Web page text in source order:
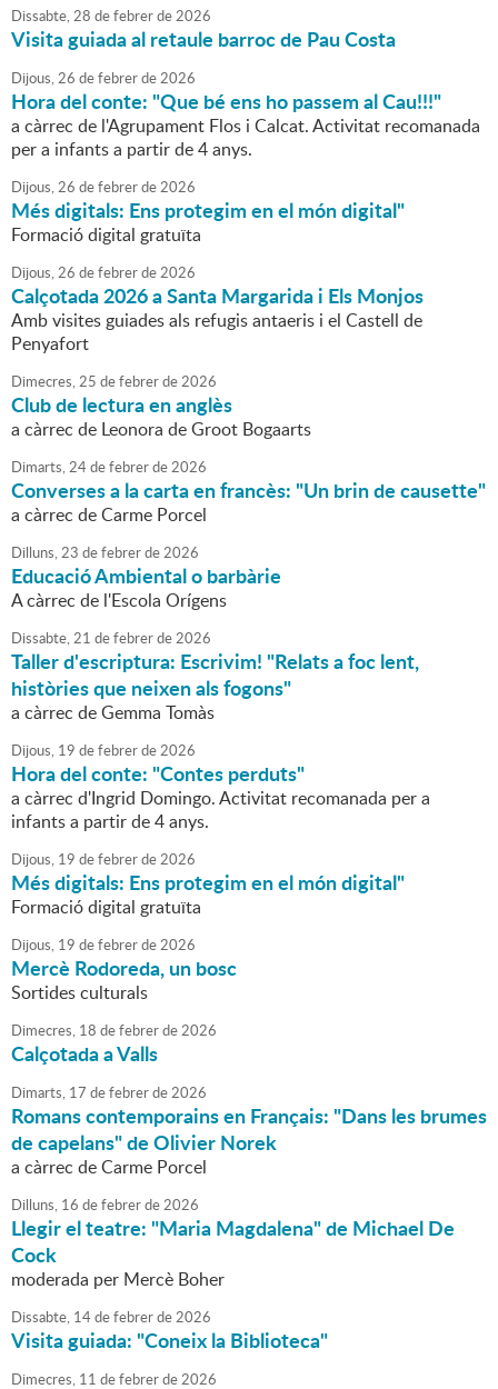
Dissabte,28 defebrerde2026
Visita guiada al retaule barroc de Pau Costa
Dijous,26 defebrerde2026
Hora del conte: "Que bé ens ho passem al Cau!!!"
a càrrec de l'Agrupament Flos i Calcat. Activitat recomanada
per a infants a partir de 4 anys.
Dijous,26 defebrerde2026
Més digitals: Ens protegim en el món digital"
Formació digital gratuïta
Dijous,26 defebrerde2026
Calçotada 2026 a Santa Margarida i Els Monjos
Amb visites guiades als refugis antaeris i el Castell de
Penyafort
Dimecres,25 defebrerde2026
Club de lectura en anglès
a càrrec de Leonora de Groot Bogaarts
Dimarts,24defebrerde2026
Converses a la carta en francès: "Un brin de causette"
a càrrec de Carme Porcel
Dilluns,23 defebrerde2026
Educació Ambiental o barbàrie
A càrrec de l'Escola Orígens
Dissabte,21 defebrerde2026
Taller d'escriptura: Escrivim! "Relats a foc lent,
històries que neixen als fogons"
a càrrec de Gemma Tomàs
Dijous, 19 defebrerde2026
Hora del conte: "Contes perduts"
a càrrec d'Ingrid Domingo. Activitat recomanada per a
infants a partir de 4 anys.
Dijous, 19 defebrerde2026
Més digitals: Ens protegim en el món digital"
Formació digital gratuïta
Dijous, 19 defebrerde2026
Mercè Rodoreda, un bosc
Sortides culturals
Dimecres, 18 defebrerde2026
Calçotada a Valls
Dimarts, 17 defebrerde2026
Romans contemporains en Français: "Dans les brumes
de capelans" de Olivier Norek
a càrrec de Carme Porcel
Dilluns, 16 defebrerde2026
Llegir el teatre: "Maria Magdalena" de Michael De
Cock
moderada per Mercè Boher
Dissabte, 14defebrerde2026
Visita guiada: "Coneix la Biblioteca"
Dimecres, 11 defebrerde2026